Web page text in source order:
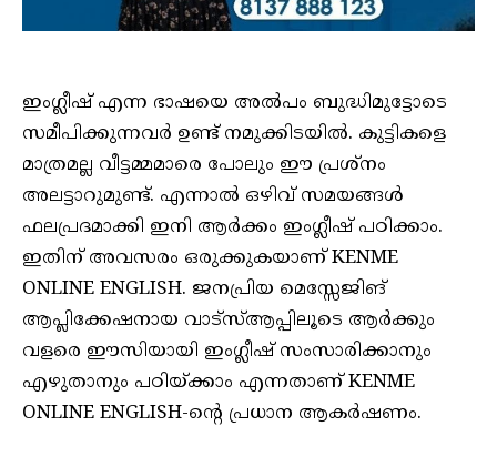
ഇംഗ്ലീഷ് എന്ന ഭാഷയെ അല്‍പം ബുദ്ധിമുട്ടോടെ
സമീപിക്കുന്നവര്‍ ഉണ്ട് നമുക്കിടയില്‍. കുട്ടികളെ
മാത്രമല്ല വീട്ടമ്മമാരെ പോലും ഈ പ്രശ്‌നം
അലട്ടാറുമുണ്ട്. എന്നാല്‍ ഒഴിവ് സമയങ്ങള്‍
ഫലപ്രദമാക്കി ഇനി ആര്‍ക്കം ഇംഗ്ലീഷ് പഠിക്കാം.
ഇതിന് അവസരം ഒരുക്കുകയാണ് KENME
ONLINE ENGLISH. ജനപ്രിയ മെസ്സേജിങ്
ആപ്ലിക്കേഷനായ വാട്‌സ്ആപ്പിലൂടെ ആര്‍ക്കും
വളരെ ഈസിയായി ഇംഗ്ലീഷ് സംസാരിക്കാനും
എഴുതാനും പഠിയ്ക്കാം എന്നതാണ് KENME
ONLINE ENGLISH-ന്റെ പ്രധാന ആകര്‍ഷണം.